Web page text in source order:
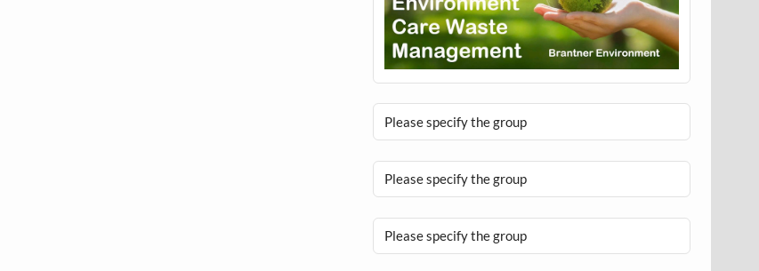
Please specify the group
Please specify the group
Please specify the group